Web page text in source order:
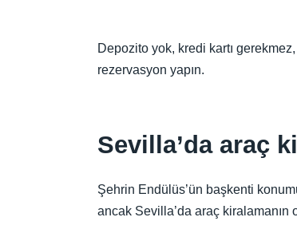
Depozito yok, kredi kartı
rezervasyon yapın.
Sevilla’da araç
Şehrin Endülüs’ün başkenti
ancak Sevilla’da araç kiralamanın